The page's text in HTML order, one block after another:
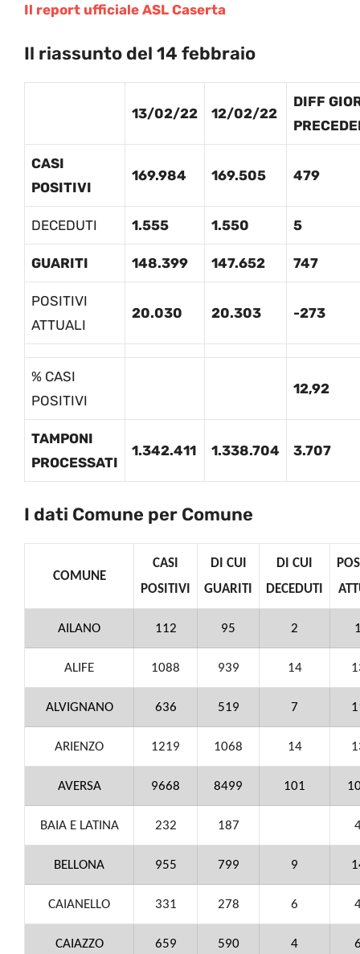
Il report ufficiale ASL Caserta
Il riassunto del 14 febbraio
13/02/22 12/02/22
DIFF
CASI
POSITIVI
169.984 169.505 479
DECEDUTI 1.555 1.550 5
GUARITI 148.399 147.652 747
POSITIVI
ATTUALI
20.030 20.303 -273
% CASI
POSITIVI
12,92
TAMPONI
PROCESSATI
1.342.411 1.338.704 3.707
I dati Comune per Comune
COMUNE
CASI
POSITIVI
DI CUI
GUARITI
DI CUI
DECEDUTI
AILANO 112 95 2
ALIFE 1088 939 14
ALVIGNANO 636 519 7
ARIENZO 1219 1068 14
AVERSA 9668 8499 101
BAIA E LATINA 232 187
BELLONA 955 799 9
CAIANELLO 331 278 6
CAIAZZO 659 590 4